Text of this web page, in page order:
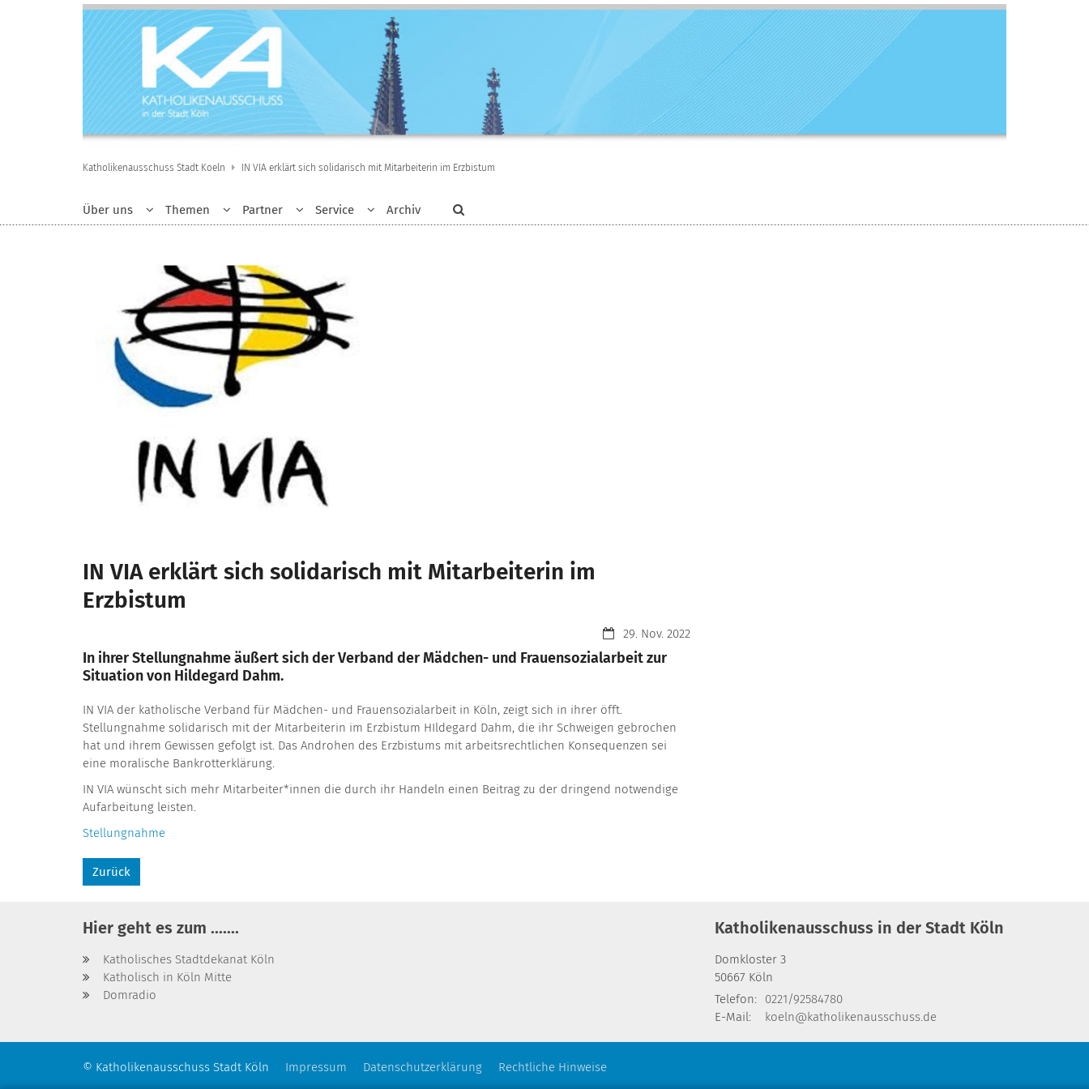
Zum Inhalt springen
Über uns Themen Partner Service Archiv
Katholikenausschuss Stadt Koeln IN VIA erklärt sich solidarisch mit Mitarbeiterin im Erzbistum
IN VIA erklärt sich solidarisch mit Mitarbeiterin im
Erzbistum
Datum:29. Nov. 2022
In ihrer Stellungnahme äußert sich der Verband der Mädchen- und Frauensozialarbeit zur
Situation von Hildegard Dahm.
IN VIA der katholische Verband für Mädchen- und Frauensozialarbeit in Köln, zeigt sich in ihrer öfft.
Stellungnahme solidarisch mit der Mitarbeiterin im Erzbistum HIldegard Dahm, die ihr Schweigen gebrochen
hat und ihrem Gewissen gefolgt ist. Das Androhen des Erzbistums mit arbeitsrechtlichen Konsequenzen sei
eine moralische Bankrotterklärung.
IN VIA wünscht sich mehr Mitarbeiter*innen die durch ihr Handeln einen Beitrag zu der dringend notwendige
Aufarbeitung leisten.
Stellungnahme
Zurück
Hier geht es zum .......
Katholisches Stadtdekanat Köln
Katholisch in Köln Mitte
Domradio
Katholikenausschuss in der Stadt Köln
Domkloster 3
50667 Köln
Telefon:
0221/92584780
E-Mail:
koeln@katholikenausschuss.de
© Katholikenausschuss Stadt Köln Impressum Datenschutzerklärung Rechtliche Hinweise